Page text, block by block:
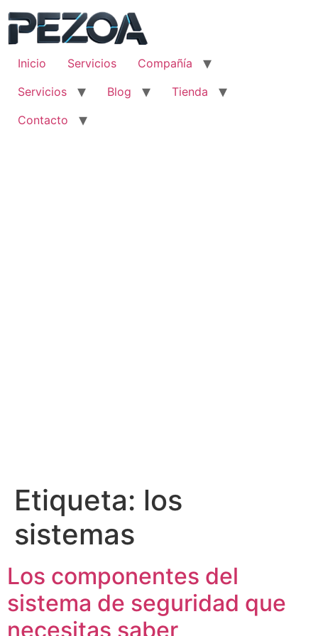
contenido
Inicio
Servicios
Compañía
Servicios
Blog
Tienda
Contacto
Etiqueta: los
sistemas
Los componentes del
sistema de seguridad que
necesitas saber